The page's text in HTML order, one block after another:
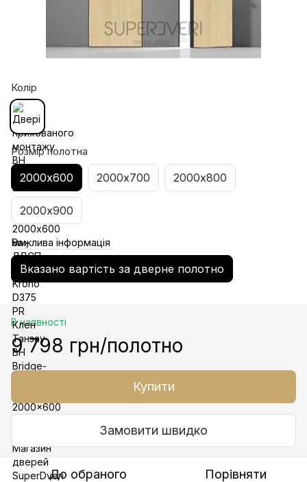
Колір
Розмір полотна
2000х600 2000х700 2000х800
2000х900
Важлива інформація
Вказано вартість за дверне полотно
В наявності
9 798 грн/полотно
Купити
Замовити швидко
До обраного Порівняти